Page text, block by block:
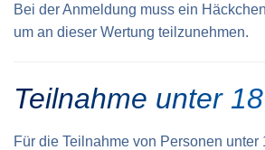
Bei der Anmeldung muss ein
um an dieser Wertung teilzunehmen.
Teilnahme unter 18
Für die Teilnahme von Personen unter